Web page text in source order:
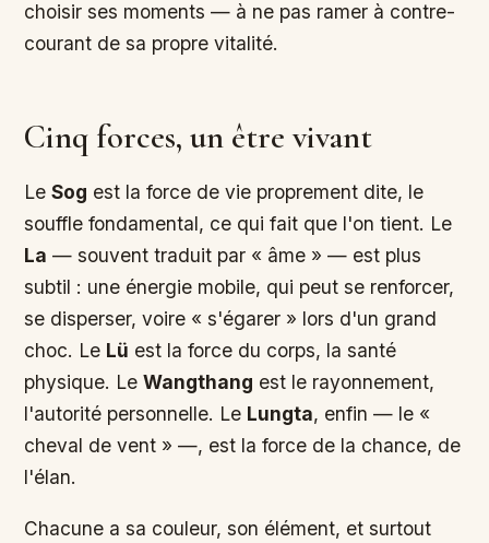
choisir ses moments — à ne pas ramer à contre-
courant de sa propre vitalité.
Cinq forces, un être vivant
Le Sog est la force de vie proprement dite, le
souffle fondamental, ce qui fait que l'on tient. Le
La — souvent traduit par « âme » — est plus
subtil : une énergie mobile, qui peut se renforcer,
se disperser, voire « s'égarer » lors d'un grand
choc. Le Lü est la force du corps, la santé
physique. Le Wangthang est le rayonnement,
l'autorité personnelle. Le Lungta, enfin — le «
cheval de vent » —, est la force de la chance, de
l'élan.
Chacune a sa couleur, son élément, et surtout